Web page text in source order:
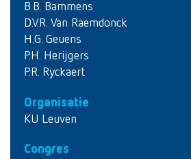
B.B. Bammens
D.V.R. Van Raemdonck
H.G. Geuens
P.H. Herijgers
P.R. Ryckaert
Organisatie
KU Leuven
Congres